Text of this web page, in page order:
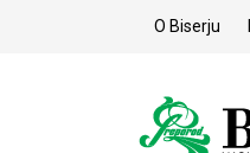
O Biserju